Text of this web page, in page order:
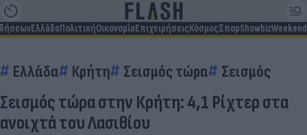
ΕλλάδαΠολιτικήΟικονομίαΕπιχειρήσειςΚόσμοςΣπορShowbizWeekend
Ελλάδα Κρήτη Σεισμός τώρα Σεισμός
Σεισμός τώρα στην Κρήτη: 4,1 Ρίχτερ στα
ανοιχτά του Λασιθίου